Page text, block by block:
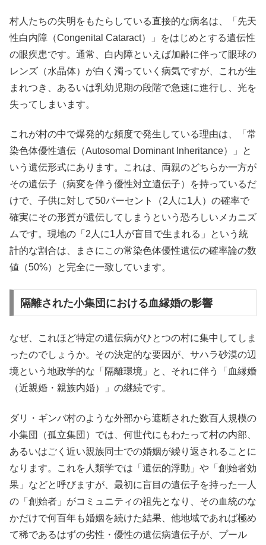
村人たちの失明をもたらしている直接的な病名は、「先天
性白内障（Congenital Cataract）」をはじめとする遺伝性
の眼疾患です。通常、白内障といえば加齢に伴って眼球の
レンズ（水晶体）が白く濁っていく病気ですが、これが生
まれつき、あるいは乳幼児期の段階で急速に進行し、光を
失ってしまいます。
これが村の中で爆発的な頻度で発生している理由は、「常
染色体優性遺伝（Autosomal Dominant Inheritance）」と
いう遺伝形式にあります。これは、両親のどちらか一方が
その遺伝子（病変を伴う優性対立遺伝子）を持っているだ
けで、子供に対して50パーセント（2人に1人）の確率で
確実にその形質が遺伝してしまうという恐ろしいメカニズ
ムです。現地の「2人に1人が盲目で生まれる」という統
計的な割合は、まさにこの常染色体優性遺伝の確率論の数
値（50%）と完全に一致しています。
隔離された小集団における血縁婚の影響
なぜ、これほど特定の遺伝病がひとつの村に集中してしま
ったのでしょうか。その決定的な要因が、サハラ砂漠の辺
境という地政学的な「隔離環境」と、それに伴う「血縁婚
（近親婚・親族内婚）」の継続です。
ダリ・ギンバ村のような外部から遮断された数百人規模の
小集団（孤立集団）では、何世代にもわたって村の内部、
あるいはごく近い親族同士での婚姻が繰り返されることに
なります。これを人類学では「遺伝的浮動」や「創始者効
果」などと呼びますが、最初に盲目の遺伝子を持った一人
の「創始者」がコミュニティの祖先となり、その血統のな
かだけで何百年も婚姻を続けた結果、他地域であれば極め
て稀であるはずの劣性・優性の遺伝病遺伝子が、プール